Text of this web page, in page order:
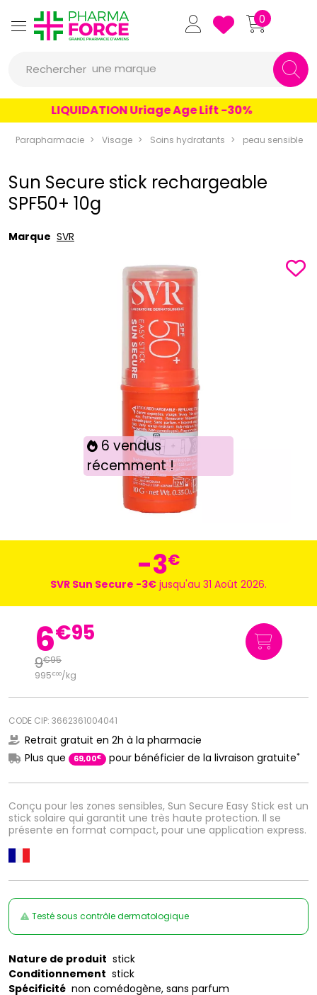
Pharmaforce Grande Pharmacie
0
Rechercher
un produit
une marque
LIQUIDATION Uriage Age Lift -30%
Parapharmacie Visage Soins hydratants peau sensible
Sun Secure stick rechargeable
SPF50+ 10g
Marque SVR
6 vendus
récemment !
Conçu pour les zones sensibles, Sun Secure Easy Stick est un
stick solaire qui garantit une très haute protection. Il se
présente en format compact, pour une application express.
-3€
SVR Sun Secure -3€ jusqu'au 31 Août 2026.
6€95
9€95
995€00/kg
CODE CIP: 3662361004041
Retrait gratuit en 2h à la pharmacie
Plus que
69,00€ pour bénéficier de la livraison gratuite*
Testé sous contrôle dermatologique
Nature de produit stick
Conditionnement stick
Spécificité non comédogène, sans parfum